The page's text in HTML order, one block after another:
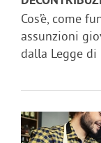
Cos’è, come
assunzioni
dalla Legge